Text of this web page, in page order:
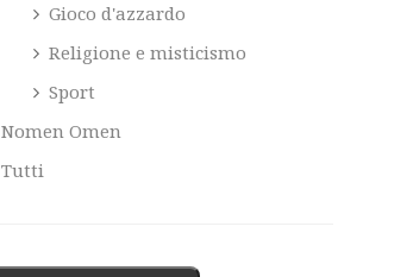
Gioco d'azzardo
Religione e misticismo
Sport
Nomen Omen
Tutti